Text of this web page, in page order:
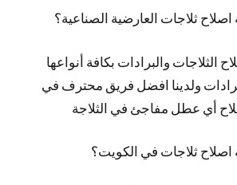
ثلاجات العارضية الصناعية؟
الثلاجات والبرادات بكافة أنواعها
ولدينا افضل فريق محترف في
أي عطل مفاجئ في الثلاجة
ثلاجات في الكويت؟